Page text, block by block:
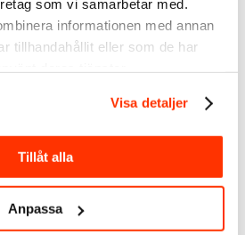
som vi samarbetar med.
informationen med annan
tillhandahållit eller som de har
Visa detaljer
Tillåt alla
Anpassa